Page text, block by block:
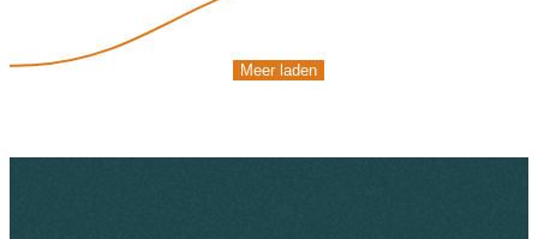
Meer laden
Meer laden